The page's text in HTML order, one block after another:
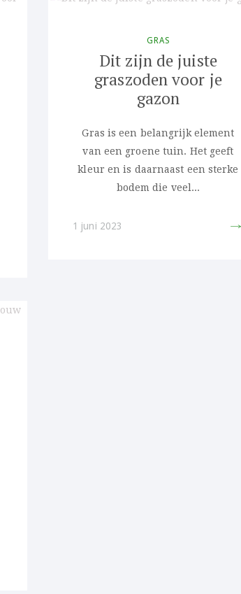
GRAS
Dit zijn de juiste
graszoden voor je
gazon
Gras is een belangrijk element
van een groene tuin. Het geeft
kleur en is daarnaast een sterke
bodem die veel...
1 juni 2023